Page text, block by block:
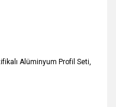
Alüminyum Profil Seti,